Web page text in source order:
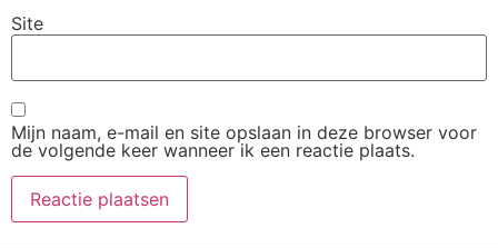
Site
Mijn naam, e-mail en site opslaan in deze browser voor
de volgende keer wanneer ik een reactie plaats.